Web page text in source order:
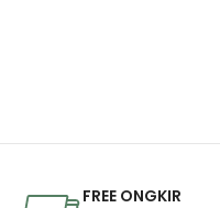
FREE ONGKIR